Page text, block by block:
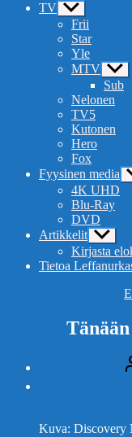
TV Näytä
alavalikko
Frii
Star
Yle
MTV Näytä
Sub
Nelonen
TV5
Kutonen
Hero
Fox
Fyysinen media
4K UHD
Blu-Ray
DVD
Artikkelit Näytä
Kirjasta
Tietoa
Kuva: Discovery